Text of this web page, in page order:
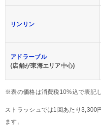
リンリン
アドラーブル
(店舗が東海エリア中心)
※表の価格は消費税10%込で表記し
ストラッシュでは1回あたり3,300
ます。